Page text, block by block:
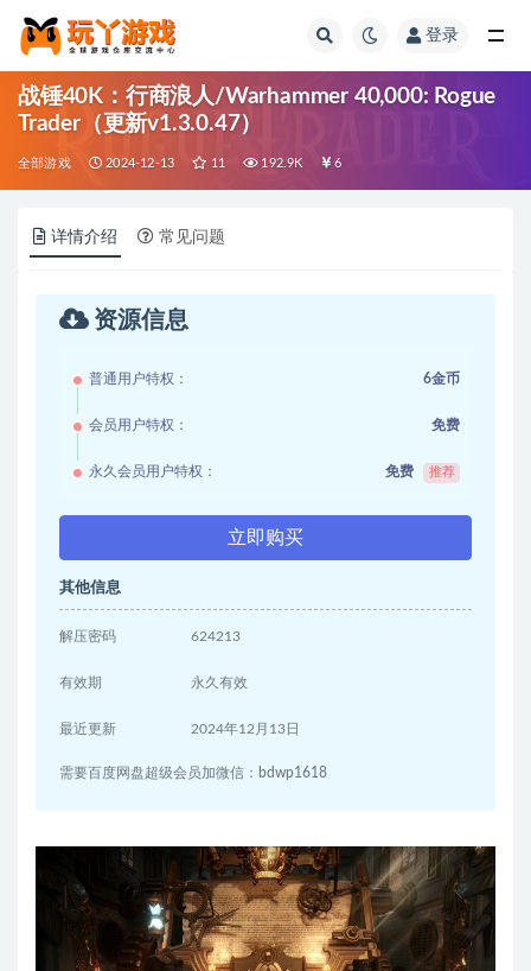
登录
战锤40K：行商浪人/Warhammer 40,000: Rogue
Trader（更新v1.3.0.47）
全部游戏 2024-12-13 11 192.9K 6
详情介绍 常见问题
资源信息
普通用户特权： 6金币
会员用户特权： 免费
永久会员用户特权： 免费 推荐
立即购买
其他信息
解压密码 624213
有效期 永久有效
最近更新 2024年12月13日
需要百度网盘超级会员加微信：bdwp1618